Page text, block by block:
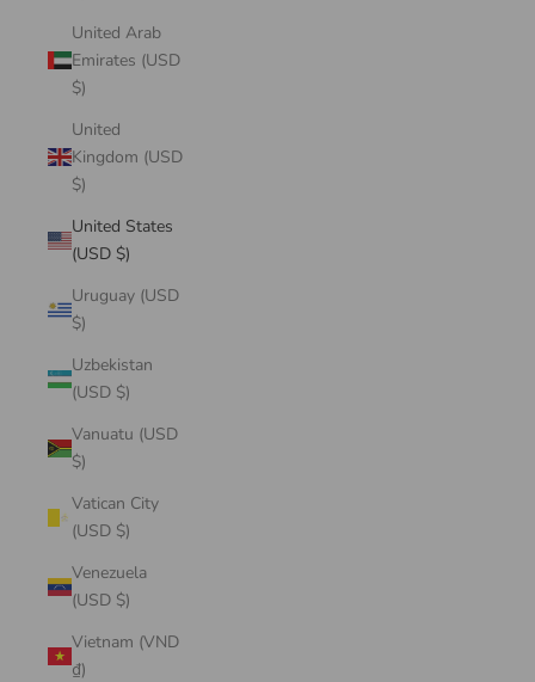
United Arab
Emirates (USD
$)
United
Kingdom (USD
$)
United States
(USD $)
Uruguay (USD
$)
Uzbekistan
(USD $)
Vanuatu (USD
$)
Vatican City
(USD $)
Venezuela
(USD $)
Vietnam (VND
₫)